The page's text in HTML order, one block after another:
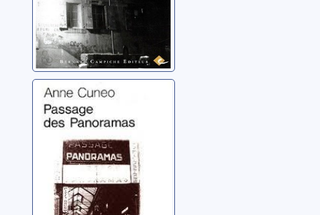
Passage des
panoramas
Cuneo, Anne